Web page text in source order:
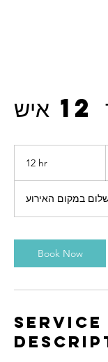
12 hr
r
במקום האירוע
Book Now
Service